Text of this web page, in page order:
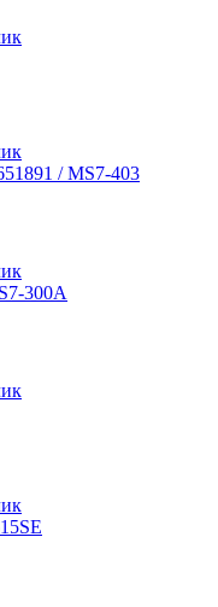
/ MS7-403
300A